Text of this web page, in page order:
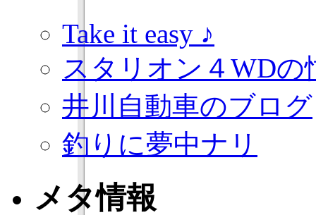
Take it easy ♪
スタリオン４WDの
井川自動車のブログ
釣りに夢中ナリ
メタ情報